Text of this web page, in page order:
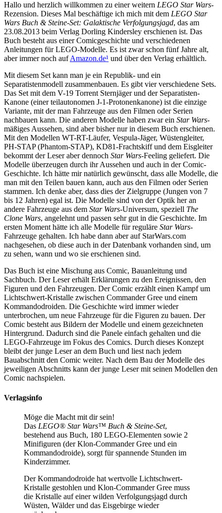
Hallo und herzlich willkommen zu einer weitern LEGO Star Wars-
Rezension. Dieses Mal beschäftige ich mich mit dem LEGO Star
Wars Buch & Steine-Set: Galaktische Verfolgungsjagd, das am
23.08.2013 beim Verlag Dorling Kindersley erschienen ist. Das
Buch besteht aus einer Comicgeschichte und verschiedenen
Anleitungen für LEGO-Modelle. Es ist zwar schon fünf Jahre alt,
aber immer noch aufAmazon.de¹ und über den Verlag erhältlich.
Mit diesem Set kann man je ein Republik- und ein
Separatistenmodell zusammenbauen. Es gibt vier verschiedene Sets.
Das Set mit dem V-19 Torrent Sternjäger und der Separatisten-
Kanone (einer teilautonomen J-1-Protonenkanone) ist die einzige
Variante, mit der man Fahrzeuge aus den Filmen oder Serien
nachbauen kann. Die anderen Modelle haben zwar ein Star Wars-
mäßiges Aussehen, sind aber bisher nur in diesem Buch erschienen.
Mit den Modellen WT-RT-Läufer, Vespula-Jäger, Wüstengleiter,
PH-STAP (Phantom-STAP), KD81-Frachtskiff und dem Eisgleiter
bekommt der Leser aber dennoch Star Wars-Feeling geliefert. Die
Modelle überzeugen durch ihr Aussehen und auch in der Comic-
Geschichte. Ich hätte mir natürlich gewünscht, dass alle Modelle, die
man mit den Teilen bauen kann, auch aus den Filmen oder Serien
stammen. Ich denke aber, dass dies der Zielgruppe (Jungen von 7
bis 12 Jahren) egal ist. Die Modelle sind von der Optik her an
andere Fahrzeuge aus dem Star Wars-Universum, speziell The
Clone Wars, angelehnt und passen sehr gut in die Geschichte. Im
ersten Moment hätte ich alle Modelle für reguläre Star Wars-
Fahrzeuge gehalten. Ich habe dann aber auf StarWars.com
nachgesehen, ob diese auch in der Datenbank vorhanden sind, um
zu sehen, wann und wo sie erschienen sind.
Das Buch ist eine Mischung aus Comic, Bauanleitung und
Sachbuch. Der Leser erhält Erklärungen zu den Ereignissen, den
Figuren und den Fahrzeugen. Der Comic erzählt einen Kampf um
Lichtschwert-Kristalle zwischen Commander Gree und einem
Kommandodroiden. Die Geschichte wird immer wieder
unterbrochen, um neue Fahrzeuge für die Figuren zu bauen. Der
Comic besteht aus Bildern der Modelle und einem gezeichneten
Hintergrund. Dadurch sind die Panele einfach gehalten und die
LEGO-Fahrzeuge im Fokus des Comics. Durch dieses Konzept
bleibt der junge Leser an dem Buch und liest nach jedem
Bauabschnitt den Comic weiter. Nach dem Bau der Modelle des
jeweiligen Abschnitts kann der junge Leser mit seinen Modellen den
Comic nachspielen.
Verlagsinfo
Möge die Macht mit dir sein!
Das LEGO® Star Wars™ Buch & Steine-Set,
bestehend aus Buch, 180 LEGO-Elementen sowie 2
Minifiguren (der Klon-Commander Gree und ein
Kommandodroide), sorgt für spannende Stunden im
Kinderzimmer.
Der Kommandodroide hat wertvolle Lichtschwert-
Kristalle gestohlen und Klon-Commander Gree muss
die Kristalle auf einer wilden Verfolgungsjagd durch
Wüsten, Wälder und das Eisgebirge wieder